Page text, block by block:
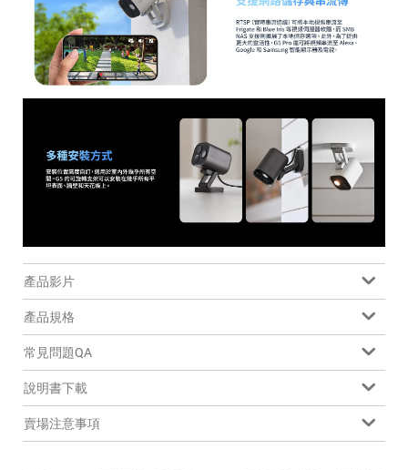
產品影片
產品規格
常見問題QA
說明書下載
賣場注意事項